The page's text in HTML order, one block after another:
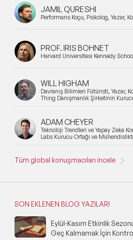
JAMIL QURESHI
Performans Koçu, Psikolog, Yazar,
PROF. IRIS BOHNET
Harvard Üniversitesi Kennedy
WILL HIGHAM
Davranış Bilimleri Fütüristi, Yazar,
Thing Danışmanlık Şirketinin
ADAM CHEYER
Teknoloji Trendleri ve Yapay Zeka
Labs Kurucu Ortağı ve
Tüm global konuşmacıları incele
SON EKLENEN BLOG YAZILARI
Eylül-Kasım Etkinlik
Geç Kalmamak İçin